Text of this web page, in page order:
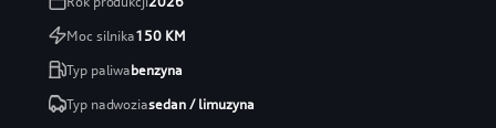
Moc silnika150KM
Typ paliwabenzyna
Typ nadwoziasedan / limuzyna